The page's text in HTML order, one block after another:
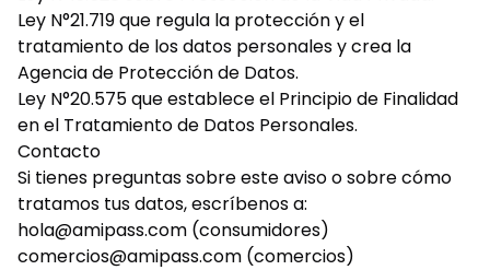
Ley N°21.719 que regula la protección y el
tratamiento de los datos personales y crea la
Agencia de Protección de Datos.
Ley N°20.575 que establece el Principio de Finalidad
en el Tratamiento de Datos Personales.
Contacto
Si tienes preguntas sobre este aviso o sobre cómo
tratamos tus datos, escríbenos a:
hola@amipass.com (consumidores)
comercios@amipass.com (comercios)